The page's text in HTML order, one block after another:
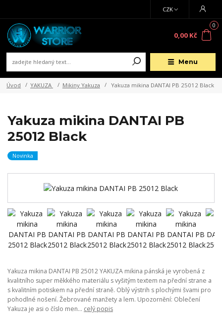
Menu
CZK
0
0,00 Kč
Úvod YAKUZA Mikiny Yakuza Yakuza mikina DANTAI PB 25012 Black
Yakuza mikina DANTAI PB
25012 Black
Novinka
Yakuza mikina DANTAI PB 25012 YAKUZA mikina pánská je vyrobená z
kvalitního super měkkého materiálu s vyšitým textem na přední strane a
s kvalitním potiskem na přední straně. Oblý výstrih s plochými švami pro
pohodlné nošení. Žebrované manžety a lem. Upozornění: Oblečení
Yakuza je asi o číslo men... celý popis